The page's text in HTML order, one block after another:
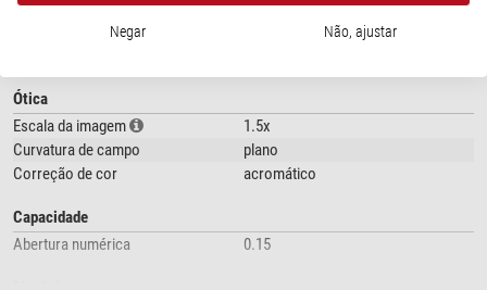
Ótica
Escala da imagem
1.5x
Curvatura de campo
plano
Correção de cor
acromático
Capacidade
Abertura numérica
0.15
Negar Não, ajustar